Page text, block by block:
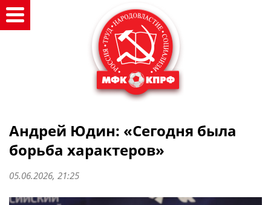
Андрей Юдин: «Сегодня была
борьба характеров»
05.06.2026, 21:25